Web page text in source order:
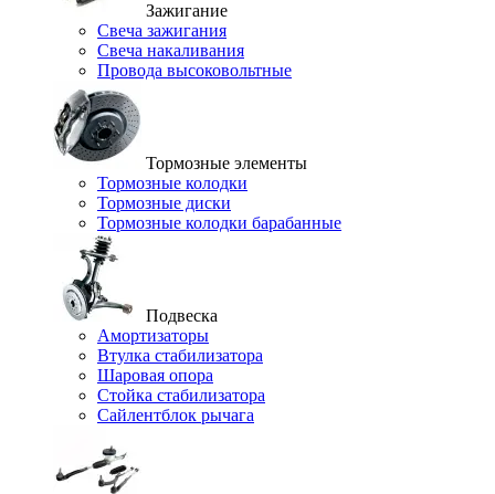
Зажигание
Свеча зажигания
Свеча накаливания
Провода высоковольтные
Тормозные элементы
Тормозные колодки
Тормозные диски
Тормозные колодки барабанные
Подвеска
Амортизаторы
Втулка стабилизатора
Шаровая опора
Стойка стабилизатора
Сайлентблок рычага